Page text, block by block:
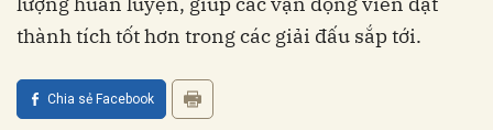
thành tích tốt hơn trong các giải đấu sắp tới.
Chia sẻ Facebook